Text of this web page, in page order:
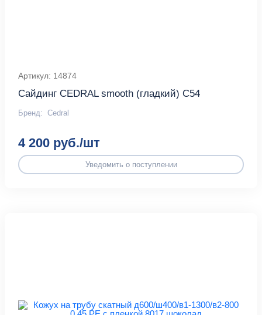
Артикул: 14874
Сайдинг CEDRAL smooth (гладкий) С54
Бренд: Cedral
4 200 руб./шт
Уведомить о поступлении